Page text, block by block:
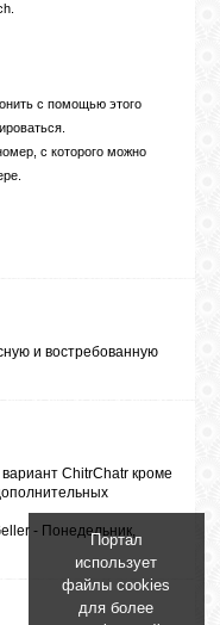
с помощью этого
с которого можно
и востребованную
ChitrChatr кроме
- Понедельник,
Портал
использует
файлы cookies
для более